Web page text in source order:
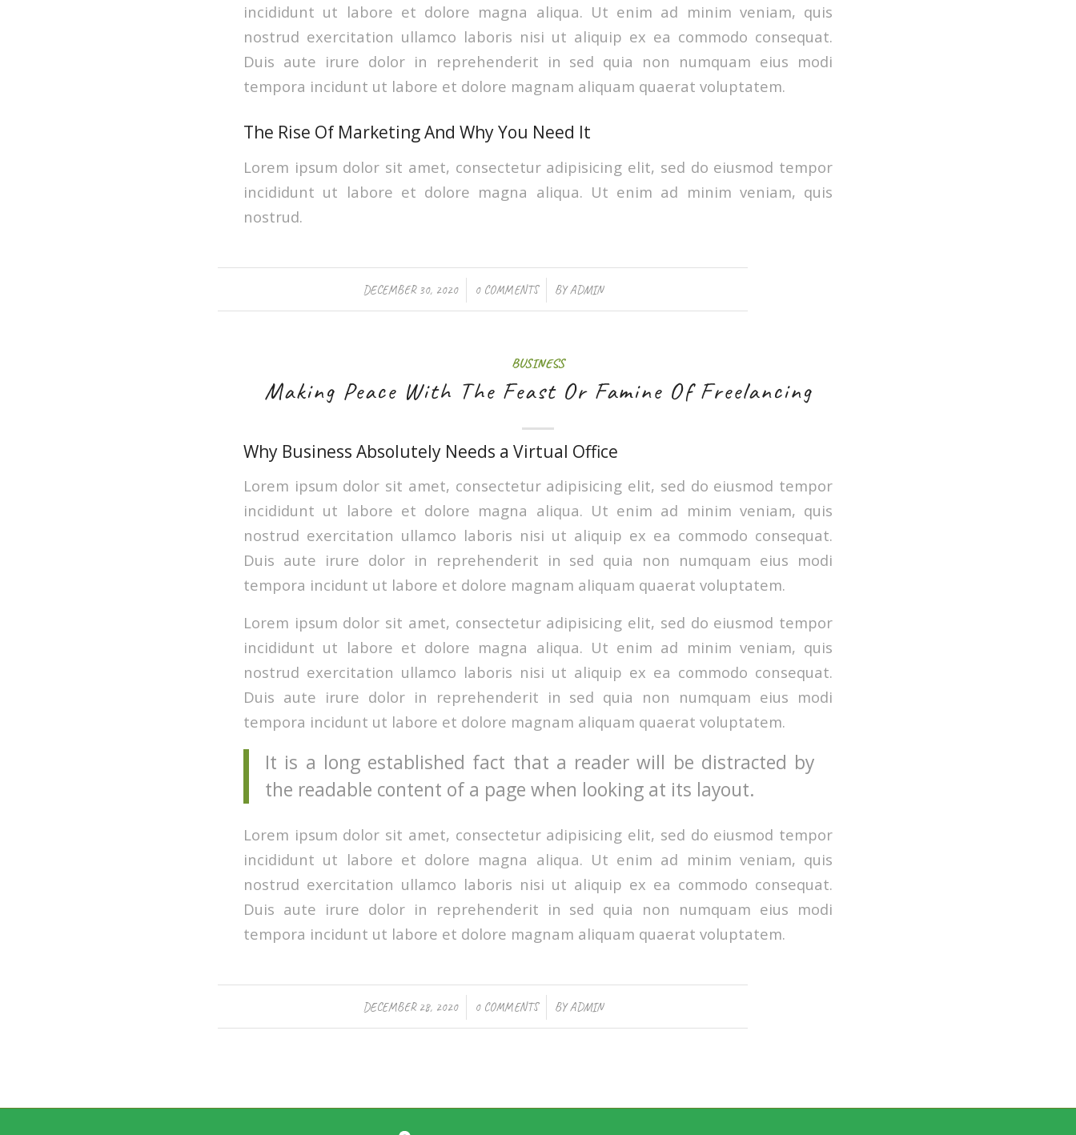
incididunt ut labore et dolore magna aliqua. Ut enim ad minim veniam, quis
nostrud exercitation ullamco laboris nisi ut aliquip ex ea commodo consequat.
Duis aute irure dolor in reprehenderit in sed quia non numquam eius modi
tempora incidunt ut labore et dolore magnam aliquam quaerat voluptatem.
The Rise Of Marketing And Why You Need It
Lorem ipsum dolor sit amet, consectetur adipisicing elit, sed do eiusmod tempor
incididunt ut labore et dolore magna aliqua. Ut enim ad minim veniam, quis
nostrud.
DECEMBER 30, 2020
/ 0 COMMENTS
/ BYADMIN
BUSINESS
Making Peace With The Feast Or Famine Of Freelancing
Why Business Absolutely Needs a Virtual Office
Lorem ipsum dolor sit amet, consectetur adipisicing elit, sed do eiusmod tempor
incididunt ut labore et dolore magna aliqua. Ut enim ad minim veniam, quis
nostrud exercitation ullamco laboris nisi ut aliquip ex ea commodo consequat.
Duis aute irure dolor in reprehenderit in sed quia non numquam eius modi
tempora incidunt ut labore et dolore magnam aliquam quaerat voluptatem.
Lorem ipsum dolor sit amet, consectetur adipisicing elit, sed do eiusmod tempor
incididunt ut labore et dolore magna aliqua. Ut enim ad minim veniam, quis
nostrud exercitation ullamco laboris nisi ut aliquip ex ea commodo consequat.
Duis aute irure dolor in reprehenderit in sed quia non numquam eius modi
tempora incidunt ut labore et dolore magnam aliquam quaerat voluptatem.
It is a long established fact that a reader will be distracted by
the readable content of a page when looking at its layout.
Lorem ipsum dolor sit amet, consectetur adipisicing elit, sed do eiusmod tempor
incididunt ut labore et dolore magna aliqua. Ut enim ad minim veniam, quis
nostrud exercitation ullamco laboris nisi ut aliquip ex ea commodo consequat.
Duis aute irure dolor in reprehenderit in sed quia non numquam eius modi
tempora incidunt ut labore et dolore magnam aliquam quaerat voluptatem.
DECEMBER 28, 2020
/ 0 COMMENTS
/ BYADMIN